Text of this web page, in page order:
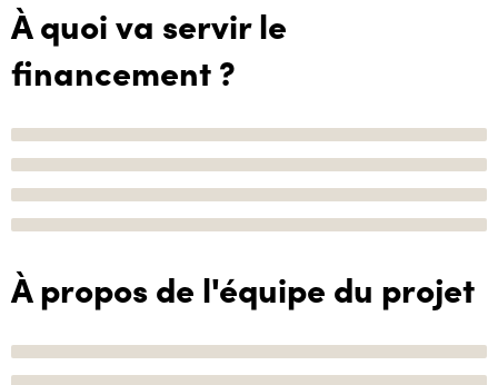
À quoi va servir le
financement ?
À propos de l'équipe du projet